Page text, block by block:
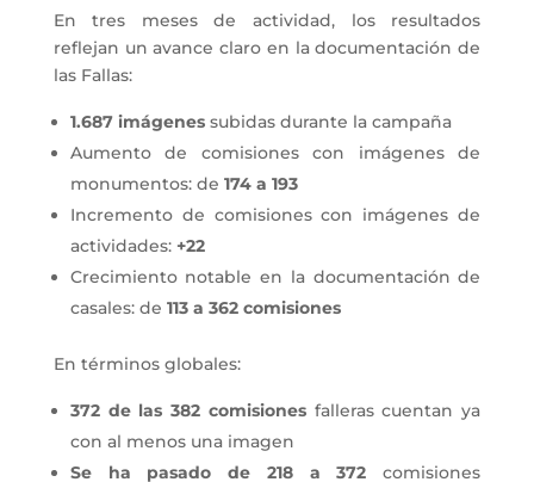
En tres meses de actividad, los resultados
reflejan un avance claro en la documentación de
las Fallas:
1.687 imágenes subidas durante la campaña
Aumento de comisiones con imágenes de
monumentos: de 174 a 193
Incremento de comisiones con imágenes de
actividades: +22
Crecimiento notable en la documentación de
casales: de 113 a 362 comisiones
En términos globales:
372 de las 382 comisionesfalleras cuentan ya
con al menos una imagen
Se ha pasado de 218 a 372 comisiones